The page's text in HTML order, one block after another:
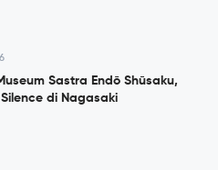
Sastra Endō Shūsaku,
di Nagasaki